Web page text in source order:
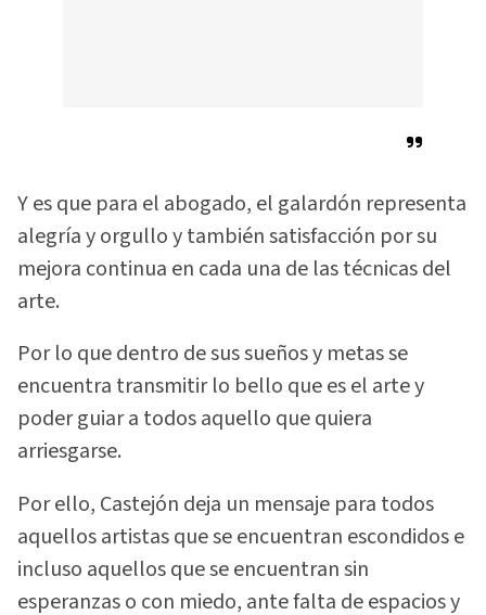
Y es que para el abogado, el galardón representa
alegría y orgullo y también satisfacción por su
mejora continua en cada una de las técnicas del
arte.
Por lo que dentro de sus sueños y metas se
encuentra transmitir lo bello que es el arte y
poder guiar a todos aquello que quiera
arriesgarse.
Por ello, Castejón deja un mensaje para todos
aquellos artistas que se encuentran escondidos e
incluso aquellos que se encuentran sin
esperanzas o con miedo, ante falta de espacios y